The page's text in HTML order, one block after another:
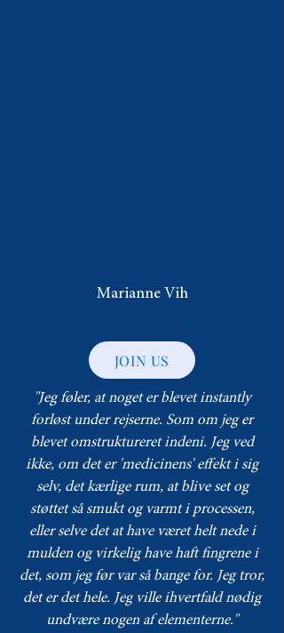
Marianne Vih
JOIN US
"Jeg føler, at noget er blevet instantly
forløst under rejserne. Som om jeg er
blevet omstruktureret indeni. Jeg ved
ikke, om det er 'medicinens' effekt i sig
selv, det kærlige rum, at blive set og
støttet så smukt og varmt i processen,
eller selve det at have været helt nede i
mulden og virkelig have haft fingrene i
det, som jeg før var så bange for. Jeg tror,
det er det hele. Jeg ville ihvertfald nødig
undvære nogen af elementerne."